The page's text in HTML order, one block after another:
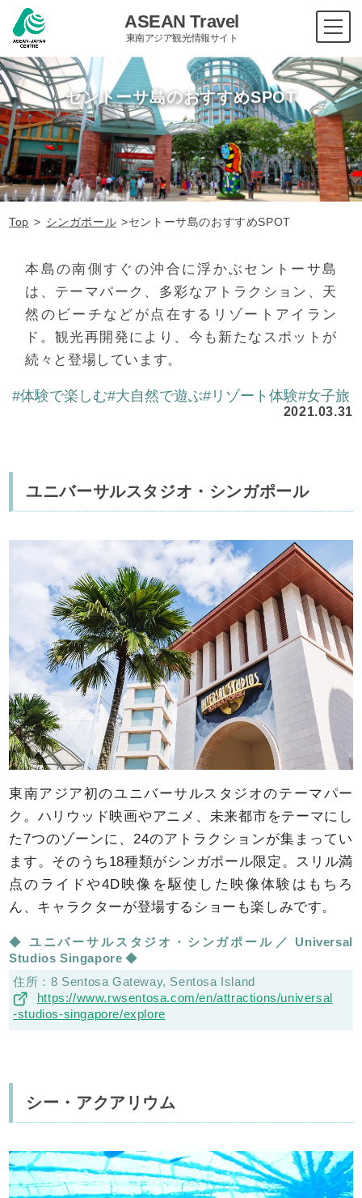
ASEAN Travel
東南アジア観光情報サイト
セントーサ島のおすすめSPOT
Top > シンガポール >セントーサ島のおすすめSPOT
本島の南側すぐの沖合に浮かぶセントーサ島
は、テーマパーク、多彩なアトラクション、天
然のビーチなどが点在するリゾートアイラン
ド。観光再開発により、今も新たなスポットが
続々と登場しています。
#体験で楽しむ#大自然で遊ぶ#リゾート体験#女子旅
2021.03.31
ユニバーサルスタジオ・シンガポール
東南アジア初のユニバーサルスタジオのテーマパー
ク。ハリウッド映画やアニメ、未来都市をテーマにし
た7つのゾーンに、24のアトラクションが集まってい
ます。そのうち18種類がシンガポール限定。スリル満
点のライドや4D映像を駆使した映像体験はもちろ
ん、キャラクターが登場するショーも楽しみです。
ユニバーサルスタジオ・シンガポール
Universal
Studios Singapore
8 Sentosa Gateway, Sentosa Island
https://www.rwsentosa.com/en/attractions/universal
-studios-singapore/explore
シー・アクアリウム